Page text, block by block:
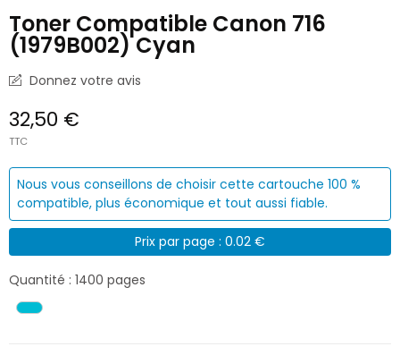
Toner Compatible Canon 716
(1979B002) Cyan
Donnez votre avis
32,50 €
TTC
Nous vous conseillons de choisir cette cartouche 100 %
compatible, plus économique et tout aussi fiable.
Prix par page : 0.02 €
Quantité : 1400 pages